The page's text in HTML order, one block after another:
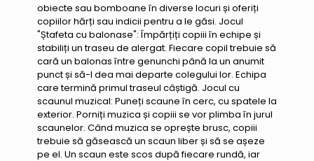
obiecte sau bomboane în diverse locuri și oferiți
copiilor hărți sau indicii pentru a le găsi. Jocul
"Ștafeta cu balonase": Împărțiți copiii în echipe și
stabiliți un traseu de alergat. Fiecare copil trebuie să
cară un balonas între genunchi până la un anumit
punct și să-l dea mai departe colegului lor. Echipa
care termină primul traseul câștigă. Jocul cu
scaunul muzical: Puneți scaune în cerc, cu spatele la
exterior. Porniți muzica și copiii se vor plimba în jurul
scaunelor. Când muzica se oprește brusc, copiii
trebuie să găsească un scaun liber și să se așeze
pe el. Un scaun este scos după fiecare rundă, iar